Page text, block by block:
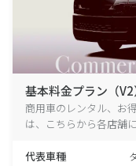
基本料金プラン（V2
商用車のレンタル、お
は、こちらから各店舗
代表車種